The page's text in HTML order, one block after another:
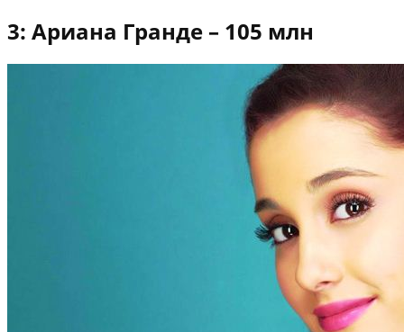
3: Ариана Гранде – 105 млн